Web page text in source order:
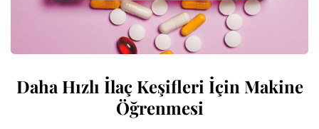
Daha Hızlı İlaç Keşifleri İçin Makine
Öğrenmesi